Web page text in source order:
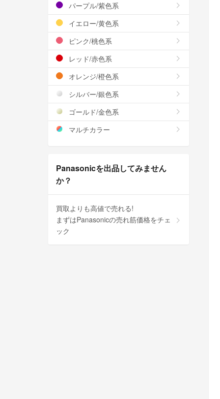
パープル/紫色系
イエロー/黄色系
ピンク/桃色系
レッド/赤色系
オレンジ/橙色系
シルバー/銀色系
ゴールド/金色系
マルチカラー
Panasonicを出品してみません
か？
買取よりも高値で売れる!
まずはPanasonicの売れ筋価格をチェ
ック